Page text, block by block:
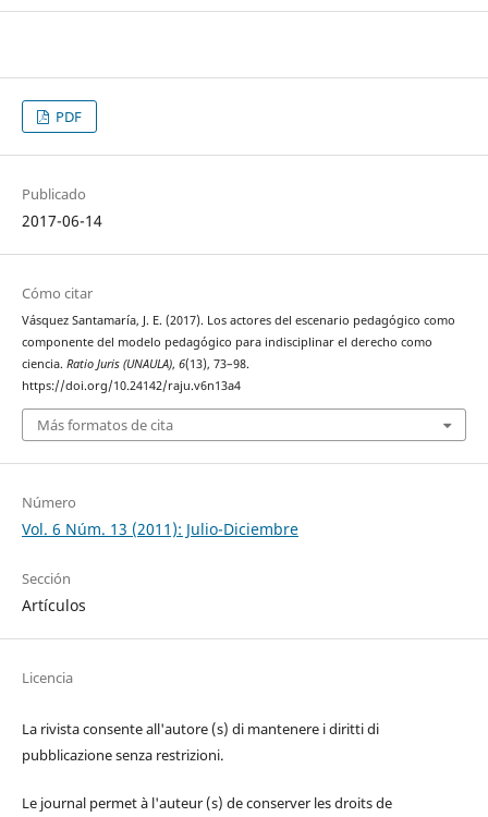
PDF
Publicado
2017-06-14
Cómo citar
Vásquez Santamaría, J. E. (2017). Los actores del escenario pedagógico como
componente del modelo pedagógico para indisciplinar el derecho como
ciencia. Ratio Juris (UNAULA), 6(13), 73–98.
https://doi.org/10.24142/raju.v6n13a4
Más formatos de cita
Número
Vol. 6 Núm. 13 (2011): Julio-Diciembre
Sección
Artículos
Licencia
La rivista consente all'autore (s) di mantenere i diritti di
pubblicazione senza restrizioni.
Le journal permet à l'auteur (s) de conserver les droits de